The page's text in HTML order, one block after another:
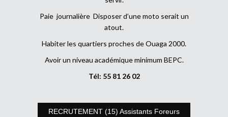
Paie journalière Disposer d’une moto serait un
atout.
Habiter les quartiers proches de Ouaga 2000.
Avoir un niveau académique minimum BEPC.
Tél: 55 81 26 02
RECRUTEMENT (15) Assistants Foreurs